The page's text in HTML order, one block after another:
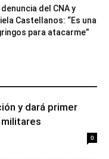
del CNA y
Castellanos: “Es una
para atacarme”
y dará primer
0